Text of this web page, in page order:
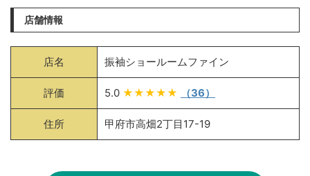
店舗情報
店名 振袖ショールームファイン
評価 5.0 ★★★★★ （36）
住所 甲府市高畑2丁目17-19